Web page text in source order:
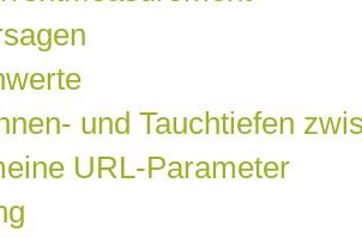
und Tauchtiefen
URL-Parameter